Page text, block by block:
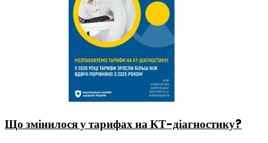
Що змінилося у тарифах на КТ-діагностику?